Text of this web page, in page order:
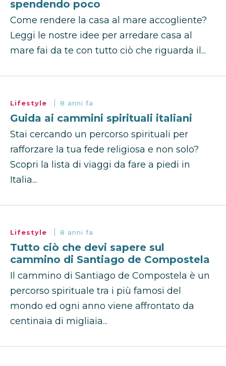
spendendo poco
Come rendere la casa al mare accogliente?
Leggi le nostre idee per arredare casa al
mare fai da te con tutto ciò che riguarda il...
Lifestyle 8 anni fa
Guida ai cammini spirituali italiani
Stai cercando un percorso spirituali per
rafforzare la tua fede religiosa e non solo?
Scopri la lista di viaggi da fare a piedi in
Italia...
Lifestyle 8 anni fa
Tutto ciò che devi sapere sul
cammino di Santiago de Compostela
Il cammino di Santiago de Compostela è un
percorso spirituale tra i più famosi del
mondo ed ogni anno viene affrontato da
centinaia di migliaia...